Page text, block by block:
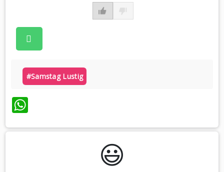
#samstag Lustig
WhatsApp
😃️